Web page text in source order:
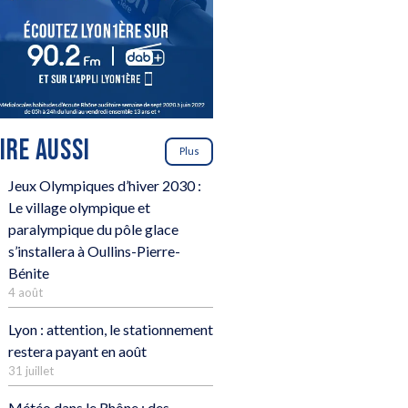
AUSSI Plus
Jeux Olympiques d’hiver 2030 :
Le village olympique et
paralympique du pôle glace
s’installera à Oullins-Pierre-
Bénite
4 août
Lyon : attention, le stationnement
restera payant en août
31 juillet